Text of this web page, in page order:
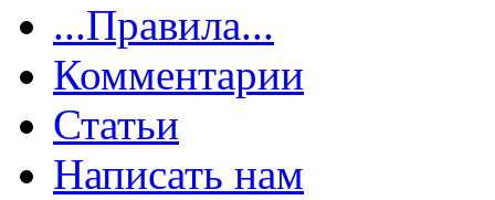
...Правила...
Комментарии
Статьи
Написать нам